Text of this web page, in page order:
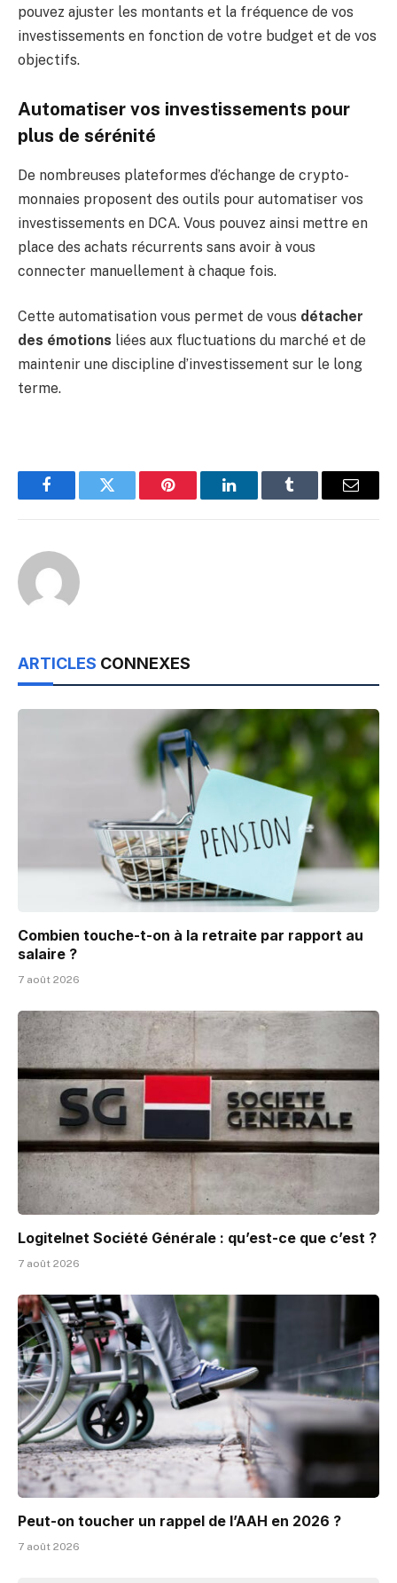
pouvez ajuster les montants et la fréquence de vos
investissements en fonction de votre budget et de vos
objectifs.
Automatiser vos investissements pour
plus de sérénité
De nombreuses plateformes d’échange de crypto-
monnaies proposent des outils pour automatiser vos
investissements en DCA. Vous pouvez ainsi mettre en
place des achats récurrents sans avoir à vous
connecter manuellement à chaque fois.
Cette automatisation vous permet de vous détacher
des émotions liées aux fluctuations du marché et de
maintenir une discipline d’investissement sur le long
terme.
FacebookTwitter Pinterest LinkedInTumblr Email
ARTICLES CONNEXES
Combien touche-t-on à la retraite par rapport au
salaire ?
7 août 2026
Logitelnet Société Générale : qu’est-ce que c’est ?
7 août 2026
Peut-on toucher un rappel de l’AAH en 2026 ?
7 août 2026